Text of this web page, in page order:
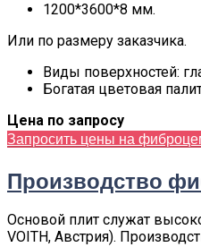
1200*3600*8 мм.
Или по размеру заказчика.
Виды поверхностей:
Богатая цветовая
Цена по запросу
Запросить цены на
Производство
Основой плит служат
VOITH, Австрия).